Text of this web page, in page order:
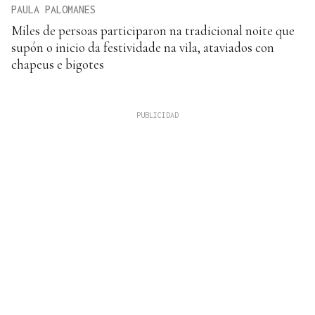
PAULA PALOMANES
Miles de persoas participaron na tradicional noite que
supón o inicio da festividade na vila, ataviados con
chapeus e bigotes